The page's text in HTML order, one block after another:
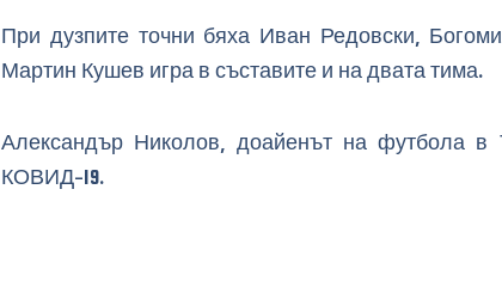
При дузпите точни бяха Иван Редовски,
Мартин Кушев игра в съставите и на двата тима.
Александър Николов, доайенът на футбола в
КОВИД-19.